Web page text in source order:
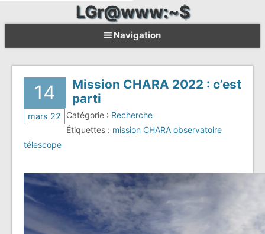
LGr@www:~$
Navigation
14
mars 22
Mission CHARA 2022 : c’est
parti
Catégorie : Recherche
Étiquettes : mission CHARA observatoire
télescope